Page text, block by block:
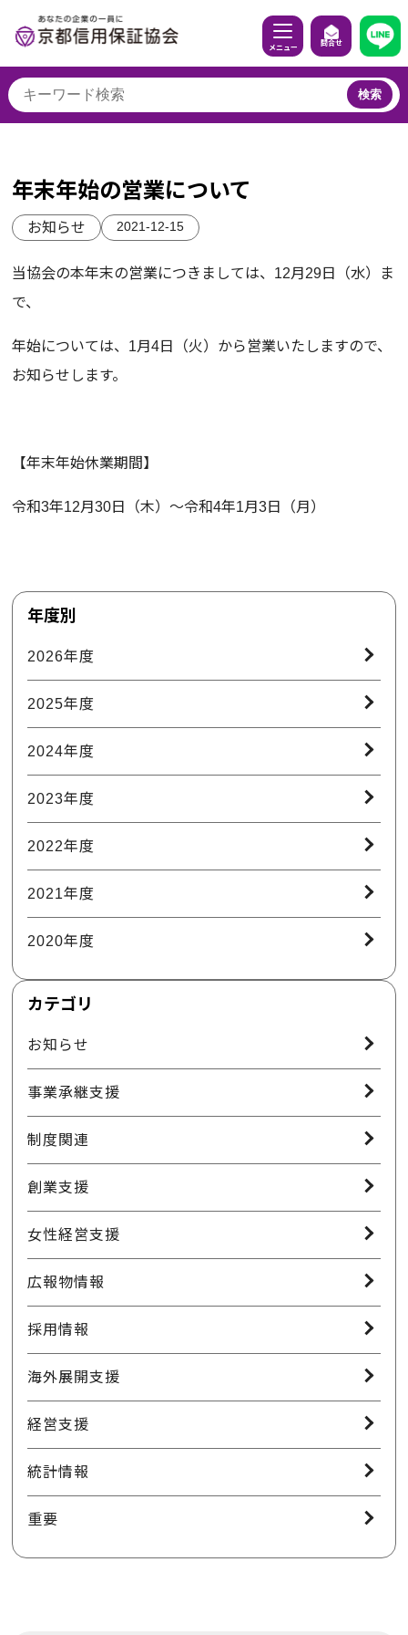
検索
年末年始の営業について
お知らせ 2021-12-15
当協会の本年末の営業につきましては、12月29日（水）ま
で、
年始については、1月4日（火）から営業いたしますので、
お知らせします。
【年末年始休業期間】
令和3年12月30日（木）～令和4年1月3日（月）
年度別
2026年度
2025年度
2024年度
2023年度
2022年度
2021年度
2020年度
カテゴリ
お知らせ
事業承継支援
制度関連
創業支援
女性経営支援
広報物情報
採用情報
海外展開支援
経営支援
統計情報
重要
メニュー
問合せ